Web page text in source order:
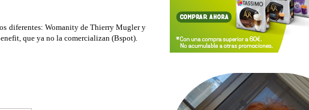
diferentes: Womanity de Thierry Mugler y
que ya no la comercializan (Bspot).